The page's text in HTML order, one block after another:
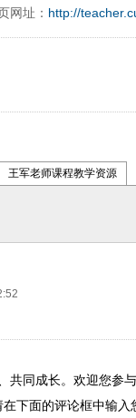
网址： http://
王军老师课程教学资源
共同成长。欢迎您参
下面的评论框中输入